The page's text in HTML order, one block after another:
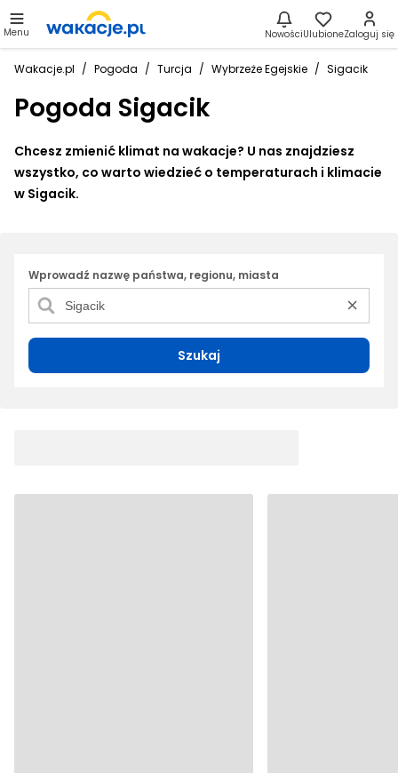
Menu NowościUlubioneZaloguj się
Wakacje.pl Pogoda Turcja Wybrzeże Egejskie Sigacik
Pogoda Sigacik
Chcesz zmienić klimat na wakacje? U nas znajdziesz
wszystko, co warto wiedzieć o temperaturach i klimacie
w Sigacik.
Wprowadź nazwę państwa, regionu, miasta
Szukaj